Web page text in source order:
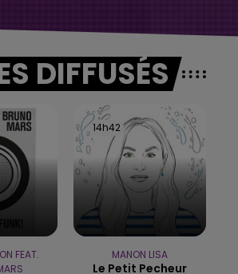
DIFFUSÉS
FEAT.
14h42
14h42
MANON LISA
Le Petit Pecheur